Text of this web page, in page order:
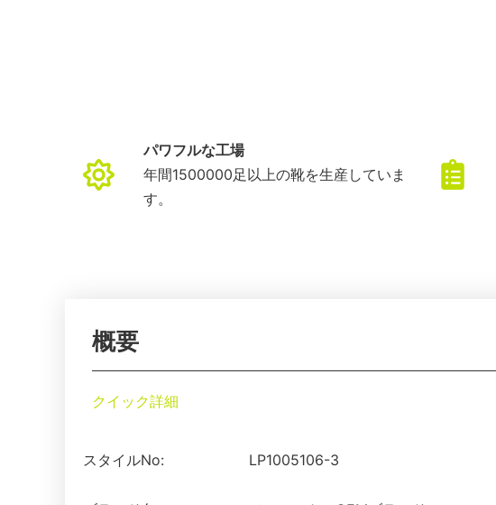
パワフルな工場
年間1500000足以上の靴を生産していま
す。
概要
クイック詳細
スタイルNo: LP1005106-3